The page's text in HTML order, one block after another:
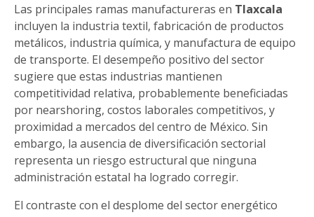
Las principales ramas manufactureras en Tlaxcala
incluyen la industria textil, fabricación de productos
metálicos, industria química, y manufactura de equipo
de transporte. El desempeño positivo del sector
sugiere que estas industrias mantienen
competitividad relativa, probablemente beneficiadas
por nearshoring, costos laborales competitivos, y
proximidad a mercados del centro de México. Sin
embargo, la ausencia de diversificación sectorial
representa un riesgo estructural que ninguna
administración estatal ha logrado corregir.
El contraste con el desplome del sector energético